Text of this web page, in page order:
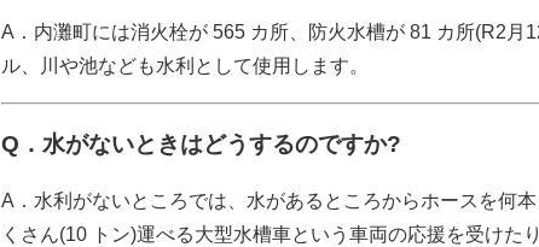
A．内灘町には消火栓が 565 カ所、防火水槽が 81 カ所(R2月
ル、川や池なども水利として使用します。
Q．水がないときはどうするのですか?
A．水利がないところでは、水があるところからホースを何
くさん(10 トン)運べる大型水槽車という車両の応援を受けた